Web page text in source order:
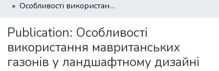
Statistics
Особливості використання мавританських газонів у ландшафтному дизайні
Publication: Особливості
використання мавританських
газонів у ландшафтному дизайні